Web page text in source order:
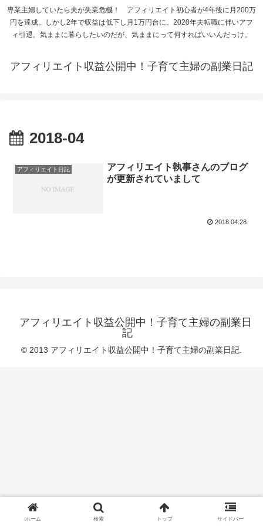
専業主婦していたら夫が失業危機！ アフィリエイト初心者が4年後に月200万
円を達成。しかし2年で収益は低下し月1万円台に。2020年夫転職に伴いアフ
ィ引退。気ままに暮らしたいのだが、気ままにって何すればいいんだっけ。
アフィリエイト収益公開中！子育て主婦の副業日記
2018-04
アフィリエイト日記
アフィリエイト執事さんのブログ
が更新されていまして
2018.04.28
アフィリエイト収益公開中！子育て主婦の副業日
記
© 2013 アフィリエイト収益公開中！子育て主婦の副業日記.
ホーム 検索 トップ サイドバー